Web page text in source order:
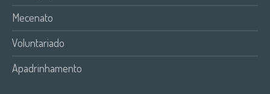
Mecenato
Voluntariado
Apadrinhamento